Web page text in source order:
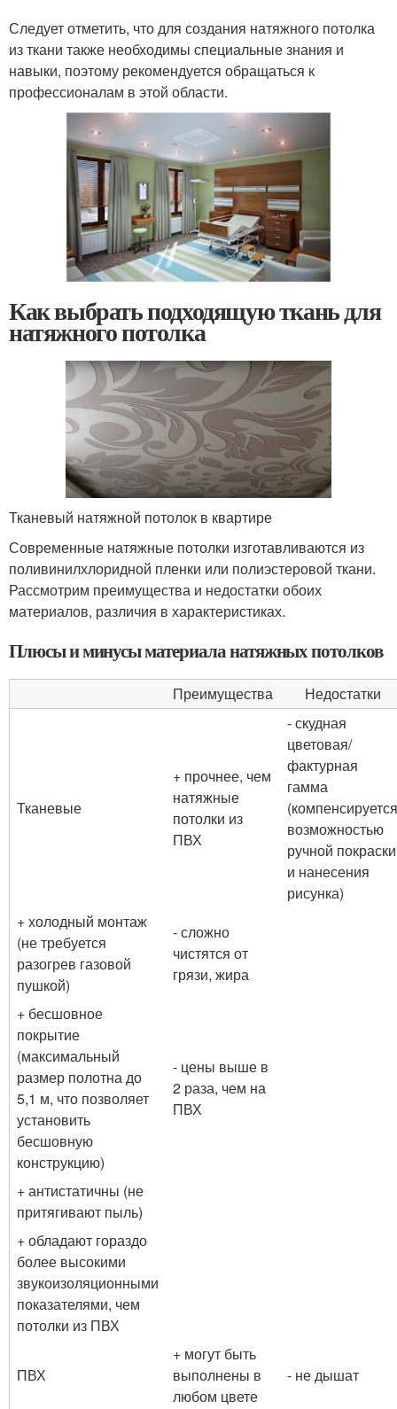
Следует отметить, что для создания натяжного потолка
из ткани также необходимы специальные знания и
навыки, поэтому рекомендуется обращаться к
профессионалам в этой области.
Как выбрать подходящую ткань для
натяжного потолка
Тканевый натяжной потолок в квартире
Современные натяжные потолки изготавливаются из
поливинилхлоридной пленки или полиэстеровой ткани.
Рассмотрим преимущества и недостатки обоих
материалов, различия в характеристиках.
Плюсы и минусы материала натяжных потолков
Преимущества Недостатки
Тканевые
+ прочнее, чем
натяжные
потолки из
ПВХ
- скудная
цветовая/
фактурная
гамма
(компенсируется
возможностью
ручной покраски
и нанесения
рисунка)
+ холодный монтаж
(не требуется
разогрев газовой
пушкой)
- сложно
чистятся от
грязи, жира
+ бесшовное
покрытие
(максимальный
размер полотна до
5,1 м, что позволяет
установить
бесшовную
конструкцию)
- цены выше в
2 раза, чем на
ПВХ
+ антистатичны (не
притягивают пыль)
+ обладают гораздо
более высокими
звукоизоляционными
показателями, чем
потолки из ПВХ
ПВХ
+ могут быть
выполнены в
любом цвете
- не дышат